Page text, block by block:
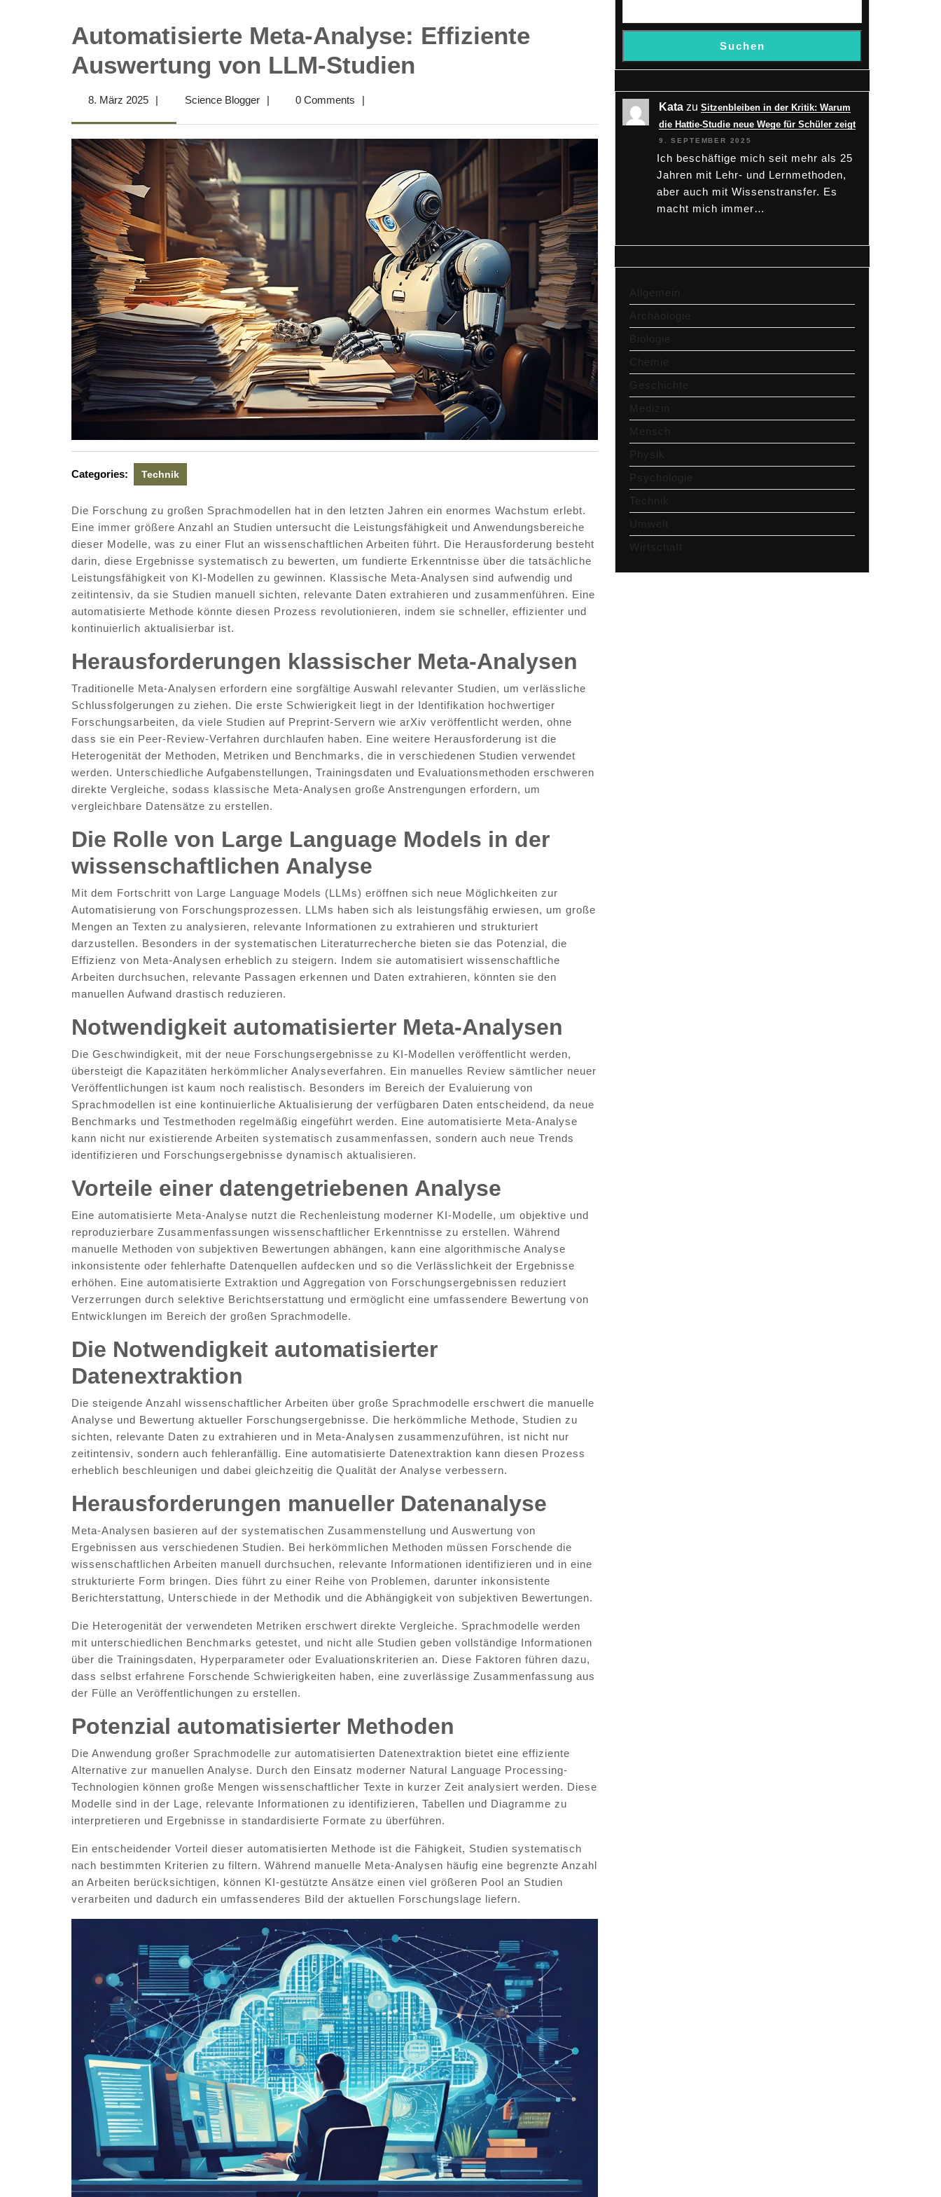
Automatisierte Meta-Analyse: Effiziente
Auswertung von LLM-Studien
8. März 20258. | Science BloggerScience
| 0 Comments |
Categories: Technik
Die Forschung zu großen Sprachmodellen hat in den letzten Jahren ein enormes Wachstum erlebt.
Eine immer größere Anzahl an Studien untersucht die Leistungsfähigkeit und Anwendungsbereiche
dieser Modelle, was zu einer Flut an wissenschaftlichen Arbeiten führt. Die Herausforderung besteht
darin, diese Ergebnisse systematisch zu bewerten, um fundierte Erkenntnisse über die tatsächliche
Leistungsfähigkeit von KI-Modellen zu gewinnen. Klassische Meta-Analysen sind aufwendig und
zeitintensiv, da sie Studien manuell sichten, relevante Daten extrahieren und zusammenführen. Eine
automatisierte Methode könnte diesen Prozess revolutionieren, indem sie schneller, effizienter und
kontinuierlich aktualisierbar ist.
Herausforderungen klassischer Meta-Analysen
Traditionelle Meta-Analysen erfordern eine sorgfältige Auswahl relevanter Studien, um verlässliche
Schlussfolgerungen zu ziehen. Die erste Schwierigkeit liegt in der Identifikation hochwertiger
Forschungsarbeiten, da viele Studien auf Preprint-Servern wie arXiv veröffentlicht werden, ohne
dass sie ein Peer-Review-Verfahren durchlaufen haben. Eine weitere Herausforderung ist die
Heterogenität der Methoden, Metriken und Benchmarks, die in verschiedenen Studien verwendet
werden. Unterschiedliche Aufgabenstellungen, Trainingsdaten und Evaluationsmethoden erschweren
direkte Vergleiche, sodass klassische Meta-Analysen große Anstrengungen erfordern, um
vergleichbare Datensätze zu erstellen.
Die Rolle von Large Language Models in der
wissenschaftlichen Analyse
Mit dem Fortschritt von Large Language Models (LLMs) eröffnen sich neue Möglichkeiten zur
Automatisierung von Forschungsprozessen. LLMs haben sich als leistungsfähig erwiesen, um große
Mengen an Texten zu analysieren, relevante Informationen zu extrahieren und strukturiert
darzustellen. Besonders in der systematischen Literaturrecherche bieten sie das Potenzial, die
Effizienz von Meta-Analysen erheblich zu steigern. Indem sie automatisiert wissenschaftliche
Arbeiten durchsuchen, relevante Passagen erkennen und Daten extrahieren, könnten sie den
manuellen Aufwand drastisch reduzieren.
Notwendigkeit automatisierter Meta-Analysen
Die Geschwindigkeit, mit der neue Forschungsergebnisse zu KI-Modellen veröffentlicht werden,
übersteigt die Kapazitäten herkömmlicher Analyseverfahren. Ein manuelles Review sämtlicher neuer
Veröffentlichungen ist kaum noch realistisch. Besonders im Bereich der Evaluierung von
Sprachmodellen ist eine kontinuierliche Aktualisierung der verfügbaren Daten entscheidend, da neue
Benchmarks und Testmethoden regelmäßig eingeführt werden. Eine automatisierte Meta-Analyse
kann nicht nur existierende Arbeiten systematisch zusammenfassen, sondern auch neue Trends
identifizieren und Forschungsergebnisse dynamisch aktualisieren.
Vorteile einer datengetriebenen Analyse
Eine automatisierte Meta-Analyse nutzt die Rechenleistung moderner KI-Modelle, um objektive und
reproduzierbare Zusammenfassungen wissenschaftlicher Erkenntnisse zu erstellen. Während
manuelle Methoden von subjektiven Bewertungen abhängen, kann eine algorithmische Analyse
inkonsistente oder fehlerhafte Datenquellen aufdecken und so die Verlässlichkeit der Ergebnisse
erhöhen. Eine automatisierte Extraktion und Aggregation von Forschungsergebnissen reduziert
Verzerrungen durch selektive Berichtserstattung und ermöglicht eine umfassendere Bewertung von
Entwicklungen im Bereich der großen Sprachmodelle.
Die Notwendigkeit automatisierter
Datenextraktion
Die steigende Anzahl wissenschaftlicher Arbeiten über große Sprachmodelle erschwert die manuelle
Analyse und Bewertung aktueller Forschungsergebnisse. Die herkömmliche Methode, Studien zu
sichten, relevante Daten zu extrahieren und in Meta-Analysen zusammenzuführen, ist nicht nur
zeitintensiv, sondern auch fehleranfällig. Eine automatisierte Datenextraktion kann diesen Prozess
erheblich beschleunigen und dabei gleichzeitig die Qualität der Analyse verbessern.
Herausforderungen manueller Datenanalyse
Meta-Analysen basieren auf der systematischen Zusammenstellung und Auswertung von
Ergebnissen aus verschiedenen Studien. Bei herkömmlichen Methoden müssen Forschende die
wissenschaftlichen Arbeiten manuell durchsuchen, relevante Informationen identifizieren und in eine
strukturierte Form bringen. Dies führt zu einer Reihe von Problemen, darunter inkonsistente
Berichterstattung, Unterschiede in der Methodik und die Abhängigkeit von subjektiven Bewertungen.
Die Heterogenität der verwendeten Metriken erschwert direkte Vergleiche. Sprachmodelle werden
mit unterschiedlichen Benchmarks getestet, und nicht alle Studien geben vollständige Informationen
über die Trainingsdaten, Hyperparameter oder Evaluationskriterien an. Diese Faktoren führen dazu,
dass selbst erfahrene Forschende Schwierigkeiten haben, eine zuverlässige Zusammenfassung aus
der Fülle an Veröffentlichungen zu erstellen.
Potenzial automatisierter Methoden
Die Anwendung großer Sprachmodelle zur automatisierten Datenextraktion bietet eine effiziente
Alternative zur manuellen Analyse. Durch den Einsatz moderner Natural Language Processing-
Technologien können große Mengen wissenschaftlicher Texte in kurzer Zeit analysiert werden. Diese
Modelle sind in der Lage, relevante Informationen zu identifizieren, Tabellen und Diagramme zu
interpretieren und Ergebnisse in standardisierte Formate zu überführen.
Ein entscheidender Vorteil dieser automatisierten Methode ist die Fähigkeit, Studien systematisch
nach bestimmten Kriterien zu filtern. Während manuelle Meta-Analysen häufig eine begrenzte Anzahl
an Arbeiten berücksichtigen, können KI-gestützte Ansätze einen viel größeren Pool an Studien
verarbeiten und dadurch ein umfassenderes Bild der aktuellen Forschungslage liefern.
Suchen
Kata zu Sitzenbleiben in der Kritik: Warum
die Hattie-Studie neue Wege für Schüler zeigt
9. SEPTEMBER 2025
Ich beschäftige mich seit mehr als 25
Jahren mit Lehr- und Lernmethoden,
aber auch mit Wissenstransfer. Es
macht mich immer…
Allgemein
Archäologie
Biologie
Chemie
Geschichte
Medizin
Mensch
Physik
Psychologie
Technik
Umwelt
Wirtschaft